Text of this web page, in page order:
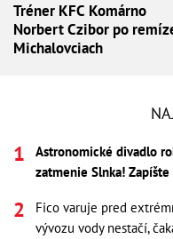
Tréner KFC Komárno
Norbert Czibor po
Michalovciach
Astronomické divadlo
zatmenie Slnka! Zapíšte
Fico varuje pred
vývozu vody nestačí,